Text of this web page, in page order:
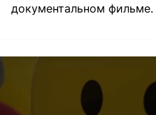
документальном фильме.